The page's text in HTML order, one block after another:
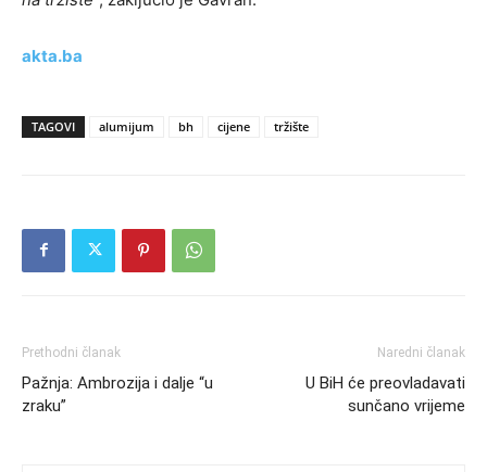
akta.ba
TAGOVI alumijum bh cijene tržište
Prethodni članak
Pažnja: Ambrozija i dalje “u
zraku”
Naredni članak
U BiH će preovladavati
sunčano vrijeme